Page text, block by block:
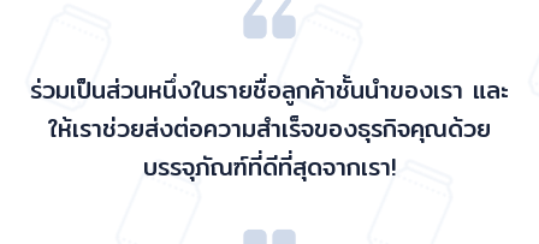
ร่วมเป็นส่วนหนึ่งในรายชื่อลูกค้าชั้นนำของเรา และ
ให้เราช่วยส่งต่อความสำเร็จของธุรกิจคุณด้วย
บรรจุภัณฑ์ที่ดีที่สุดจากเรา!